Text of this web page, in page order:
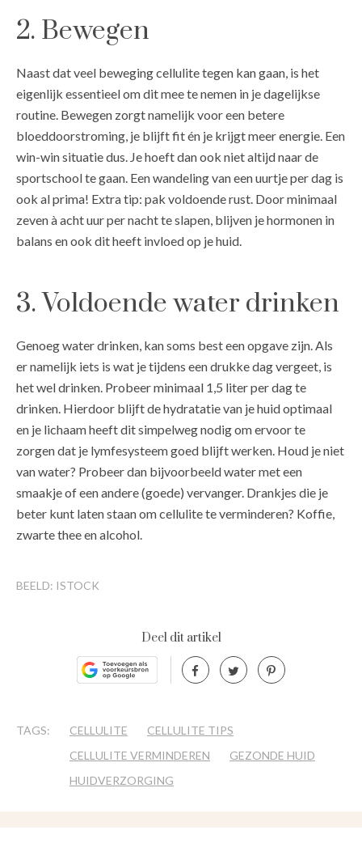
2. Bewegen
Naast dat veel beweging cellulite tegen kan gaan, is het
eigenlijk essentieel om dit mee te nemen in je dagelijkse
routine. Bewegen zorgt namelijk voor een betere
bloeddoorstroming, je blijft fit én je krijgt meer energie. Een
win-win situatie dus. Je hoeft dan ook niet altijd naar de
sportschool te gaan. Een wandeling van een uurtje per dag is
ook al prima! Extra tip: pak voldoende rust. Door minimaal
zeven à acht uur per nacht te slapen, blijven je hormonen in
balans en ook dit heeft invloed op je huid.
3. Voldoende water drinken
Genoeg water drinken, kan soms best een opgave zijn. Als
er namelijk iets is wat je tijdens een drukke dag vergeet, is
het wel drinken. Probeer minimaal 1,5 liter per dag te
drinken. Hierdoor blijft de hydratatie van je huid optimaal
en je lichaam heeft dit simpelweg nodig om ervoor te
zorgen dat je lymfesysteem goed blijft werken. Houd je niet
van water? Probeer dan bijvoorbeeld water met een
smaakje of een andere (goede) vervanger. Drankjes die je
beter kunt laten staan om cellulite te verminderen? Koffie,
zwarte thee en alcohol.
BEELD: ISTOCK
Deel dit artikel
TAGS: CELLULITE
CELLULITE TIPS
CELLULITE VERMINDEREN
GEZONDE HUID
HUIDVERZORGING